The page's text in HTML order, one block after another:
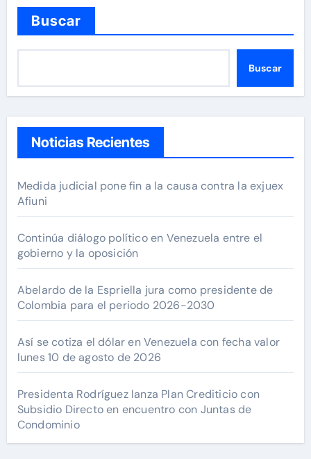
Buscar
Buscar
Noticias Recientes
Medida judicial pone fin a la causa contra la exjuex
Afiuni
Continúa diálogo político en Venezuela entre el
gobierno y la oposición
Abelardo de la Espriella jura como presidente de
Colombia para el periodo 2026-2030
Así se cotiza el dólar en Venezuela con fecha valor
lunes 10 de agosto de 2026
Presidenta Rodríguez lanza Plan Crediticio con
Subsidio Directo en encuentro con Juntas de
Condominio